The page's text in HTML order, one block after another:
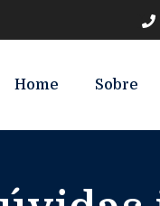
Home Sobre